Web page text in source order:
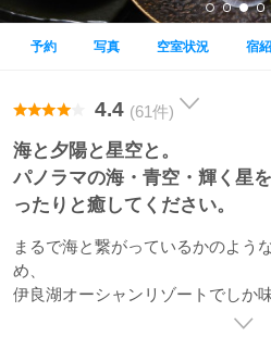
予約 写真 空室状況 宿
4.4 (61件)
海と夕陽と星空と。
パノラマの海・青空・輝く星
ったりと癒してください。
まるで海と繋がっているかのよう
め、
伊良湖オーシャンリゾートでしか